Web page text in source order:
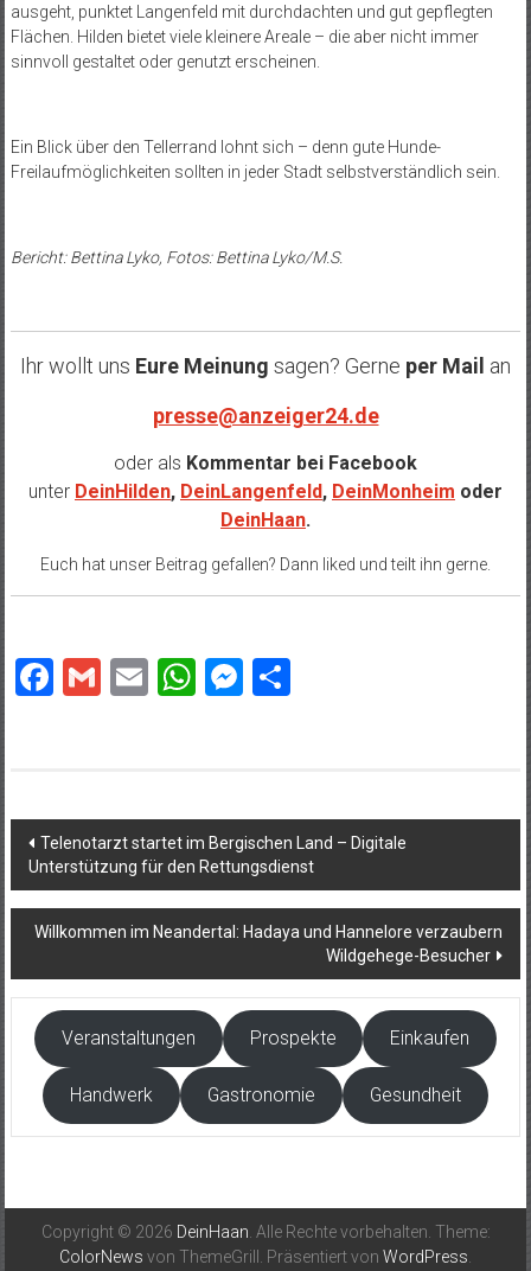
ausgeht, punktet Langenfeld mit durchdachten und gut gepflegten
Flächen. Hilden bietet viele kleinere Areale – die aber nicht immer
sinnvoll gestaltet oder genutzt erscheinen.
Ein Blick über den Tellerrand lohnt sich – denn gute Hunde-
Freilaufmöglichkeiten sollten in jeder Stadt selbstverständlich sein.
Bericht: Bettina Lyko, Fotos: Bettina Lyko/M.S.
Ihr wollt uns Eure Meinung sagen? Gerne per Mail an
presse@anzeiger24.de
oder als Kommentar bei Facebook
unter DeinHilden, DeinLangenfeld, DeinMonheim oder
DeinHaan.
Euch hat unser Beitrag gefallen? Dann liked und teilt ihn gerne.
Facebook
Gmail
EmailWhatsApp
Messenger
Teilen
Beitragsnavigation
Telenotarzt startet im Bergischen Land – Digitale
Unterstützung für den Rettungsdienst
Willkommen im Neandertal: Hadaya und Hannelore verzaubern
Wildgehege-Besucher
Veranstaltungen Prospekte Einkaufen
Handwerk Gastronomie Gesundheit
Copyright © 2026 DeinHaan . Alle Rechte vorbehalten. Theme:
ColorNews von ThemeGrill. Präsentiert von WordPress